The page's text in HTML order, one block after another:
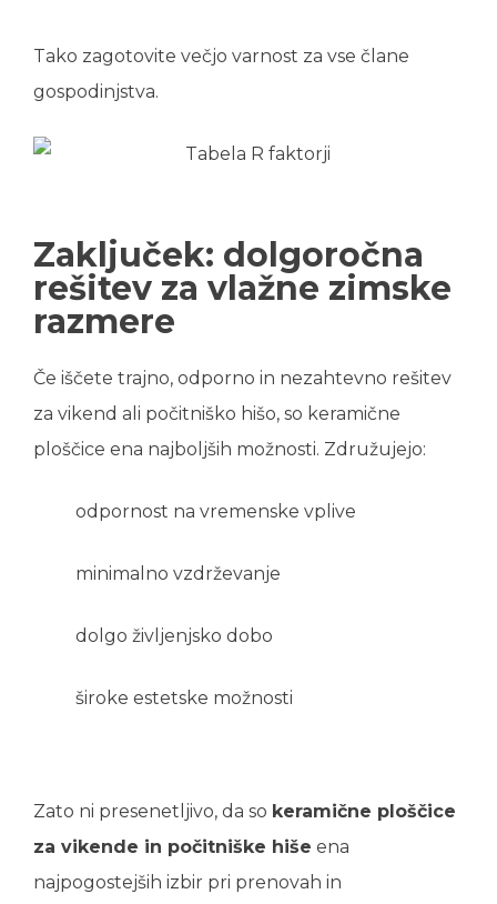
Tako zagotovite večjo varnost za vse člane
gospodinjstva.
Zaključek: dolgoročna
rešitev za vlažne zimske
razmere
Če iščete trajno, odporno in nezahtevno rešitev
za vikend ali počitniško hišo, so keramične
ploščice ena najboljših možnosti. Združujejo:
odpornost na vremenske vplive
minimalno vzdrževanje
dolgo življenjsko dobo
široke estetske možnosti
Zato ni presenetljivo, da so keramične ploščice
za vikende in počitniške hiše ena
najpogostejših izbir pri prenovah in